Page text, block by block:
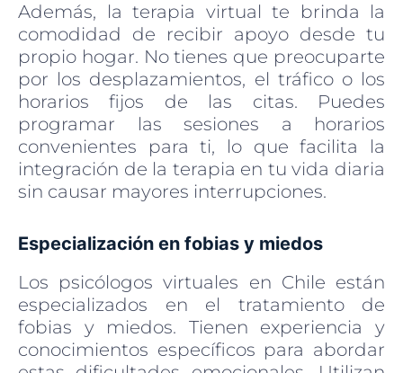
Además, la terapia virtual te brinda la
comodidad de recibir apoyo desde tu
propio hogar. No tienes que preocuparte
por los desplazamientos, el tráfico o los
horarios fijos de las citas. Puedes
programar las sesiones a horarios
convenientes para ti, lo que facilita la
integración de la terapia en tu vida diaria
sin causar mayores interrupciones.
Especialización en fobias y miedos
Los psicólogos virtuales en Chile están
especializados en el tratamiento de
fobias y miedos. Tienen experiencia y
conocimientos específicos para abordar